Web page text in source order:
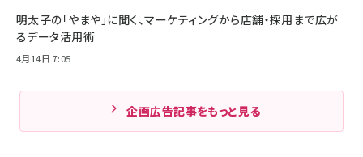
明太子の「やまや」に聞く、マーケティングから店舗・採用まで広が
るデータ活用術
4月14日 7:05
企画広告記事をもっと見る